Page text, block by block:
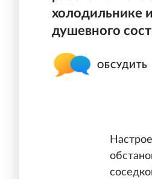
холодильнике
душевного
ОБСУДИТЬ